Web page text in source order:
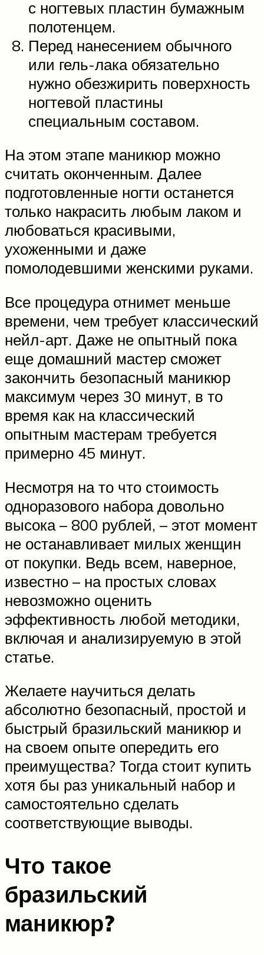
с ногтевых пластин бумажным
полотенцем.
Перед нанесением обычного
или гель-лака обязательно
нужно обезжирить поверхность
ногтевой пластины
специальным составом.
На этом этапе маникюр можно
считать оконченным. Далее
подготовленные ногти останется
только накрасить любым лаком и
любоваться красивыми,
ухоженными и даже
помолодевшими женскими руками.
Все процедура отнимет меньше
времени, чем требует классический
нейл-арт. Даже не опытный пока
еще домашний мастер сможет
закончить безопасный маникюр
максимум через 30 минут, в то
время как на классический
опытным мастерам требуется
примерно 45 минут.
Несмотря на то что стоимость
одноразового набора довольно
высока – 800 рублей, – этот момент
не останавливает милых женщин
от покупки. Ведь всем, наверное,
известно – на простых словах
невозможно оценить
эффективность любой методики,
включая и анализируемую в этой
статье.
Желаете научиться делать
абсолютно безопасный, простой и
быстрый бразильский маникюр и
на своем опыте опередить его
преимущества? Тогда стоит купить
хотя бы раз уникальный набор и
самостоятельно сделать
соответствующие выводы.
Что такое
бразильский
маникюр?